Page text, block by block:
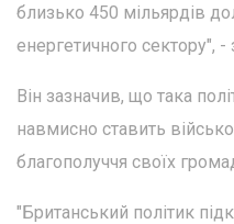
близько 450 мільярдів
енергетичного сектору",
Він зазначив, що така
навмисно ставить
благополуччя своїх
"Британський політик